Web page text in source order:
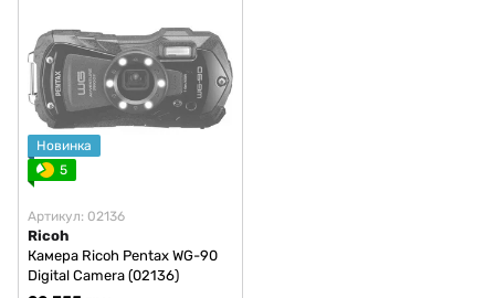
Новинка
5
Артикул: 02136
Ricoh
Камера Ricoh Pentax WG-90
Digital Camera (02136)